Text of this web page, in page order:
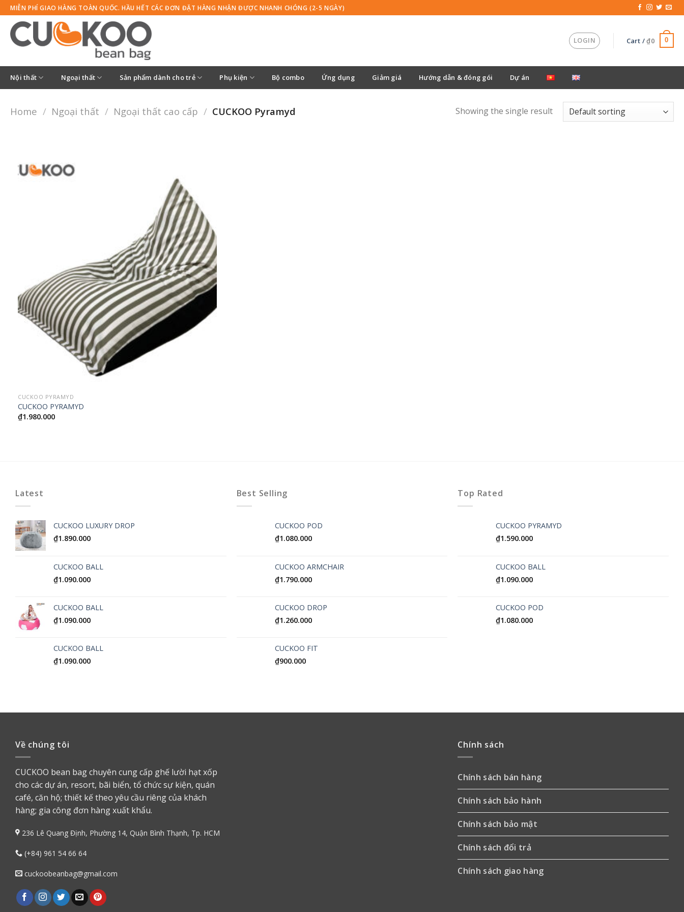
Skip
to
content
MIỄN PHÍ GIAO HÀNG TOÀN QUỐC. HẦU HẾT CÁC ĐƠN ĐẶT HÀNG NHẬN ĐƯỢC NHANH CHÓNG (2-5 NGÀY)
LOGIN Cart /₫0 0
Nội thất Ngoại thất Sản phẩm dành cho trẻ Phụ kiện Bộ combo Ứng dụng Giảm giá Hướng dẫn & đóng gói Dự án
Home / Ngoại thất / Ngoại thất cao cấp / CUCKOO Pyramyd Showing the single result
thích
CUCKOO PYRAMYD
CUCKOO PYRAMYD
₫1.980.000
Latest
CUCKOO LUXURY DROP
₫1.890.000
CUCKOO BALL
₫1.090.000
CUCKOO BALL
₫1.090.000
CUCKOO BALL
₫1.090.000
Best Selling
CUCKOO POD
₫1.080.000
CUCKOO ARMCHAIR
₫1.790.000
CUCKOO DROP
₫1.260.000
CUCKOO FIT
₫900.000
Top Rated
CUCKOO PYRAMYD
₫1.590.000
CUCKOO BALL
₫1.090.000
CUCKOO POD
₫1.080.000
Về chúng tôi
CUCKOO bean bag chuyên cung cấp ghế lười hạt xốp
cho các dự án, resort, bãi biển, tổ chức sự kiện, quán
café, căn hộ; thiết kế theo yêu cầu riêng của khách
hàng; gia công đơn hàng xuất khẩu.
236 Lê Quang Định, Phường 14, Quận Bình Thạnh, Tp. HCM
(+84) 961 54 66 64
cuckoobeanbag@gmail.com
Chính sách
Chính sách bán hàng
Chính sách bảo hành
Chính sách bảo mật
Chính sách đổi trả
Chính sách giao hàng